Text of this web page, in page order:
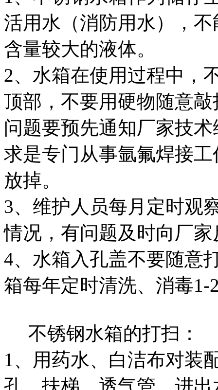
活用水（消防用水），
含量较大的液体。
2、水箱在使用过程中，
顶部，不要用硬物随意
问题要预先通知厂家技
求是专门从事氩氟焊接
放掉。
3、维护人员每月定时观
情况，有问题及时向厂家
4、水箱入孔盖不要随意
箱每年定时清洗、消毒1-
不锈钢水箱的打扫：
1、用药水、白洁布对装